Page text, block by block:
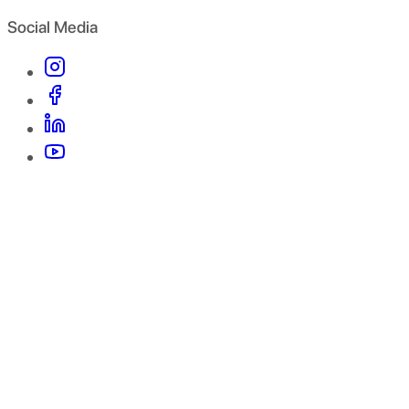
Social Media